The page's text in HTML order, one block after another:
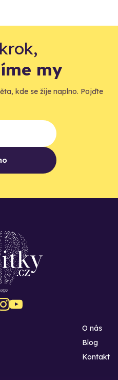
my
kde se žije naplno. Pojďte
O nás
Blog
Kontakt